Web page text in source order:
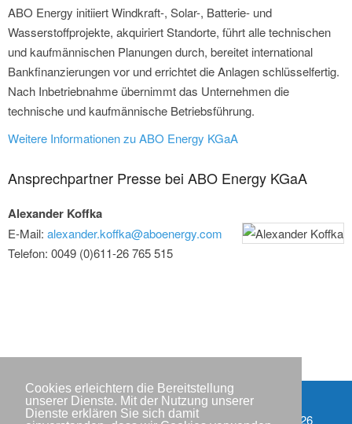
Cookies erleichtern die Bereitstellung
unserer Dienste. Mit der Nutzung unserer
Dienste erklären Sie sich damit
ABO Energy initiiert Windkraft-, Solar-, Batterie- und
Wasserstoffprojekte, akquiriert Standorte, führt alle technischen
und kaufmännischen Planungen durch, bereitet international
Bankfinanzierungen vor und errichtet die Anlagen schlüsselfertig.
Nach Inbetriebnahme übernimmt das Unternehmen die
technische und kaufmännische Betriebsführung.
Weitere Informationen zu ABO Energy KGaA
Ansprechpartner Presse bei ABO Energy KGaA
Alexander Koffka
E-Mail: alexander.koffka@aboenergy.com
Telefon: 0049 (0)611-26 765 515
Partner Copyright © IWR 2026